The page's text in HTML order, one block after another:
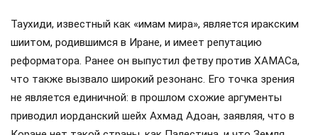
Таухиди, известный как «имам мира», является иракским
шиитом, родившимся в Иране, и имеет репутацию
реформатора. Ранее он выпустил фетву против ХАМАСа,
что также вызвало широкий резонанс. Его точка зрения
не является единичной: в прошлом схожие аргументы
приводил иорданский шейх Ахмад Адоан, заявляя, что в